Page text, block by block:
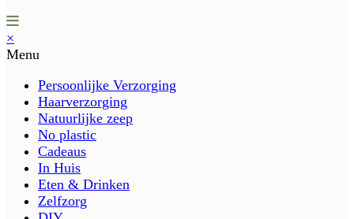
×
Menu
Persoonlijke Verzorging
Haarverzorging
Natuurlijke zeep
No plastic
Cadeaus
In Huis
Eten & Drinken
Zelfzorg